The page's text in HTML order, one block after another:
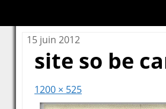
15 juin 2012
site so be
1200 × 525